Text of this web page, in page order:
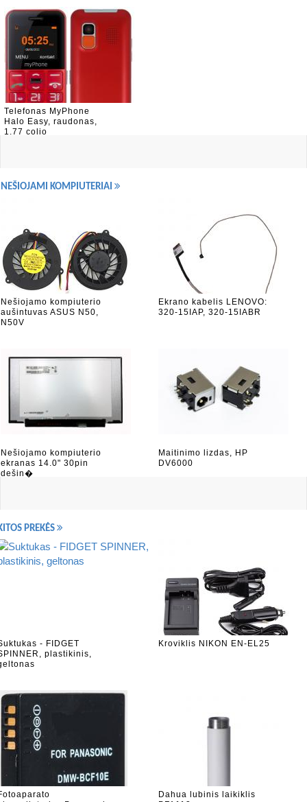
Telefonas MyPhone
Halo Easy, raudonas,
1.77 colio
NEŠIOJAMI KOMPIUTERIAI
Nešiojamo kompiuterio
aušintuvas ASUS N50,
N50V
Ekrano kabelis LENOVO:
320-15IAP, 320-15IABR
Nešiojamo kompiuterio
ekranas 14.0" 30pin
dešin�
Maitinimo lizdas, HP
DV6000
PREKĖS
- FIDGET
plastikinis,
Kroviklis NIKON EN-EL25
Dahua lubinis laikiklis